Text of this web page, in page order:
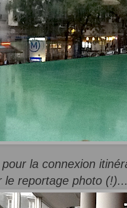
la connexion
le reportage photo